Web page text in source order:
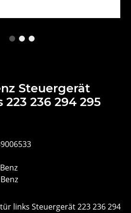
Steuergerät
236 294 295
links Steuergerät 223 236 294